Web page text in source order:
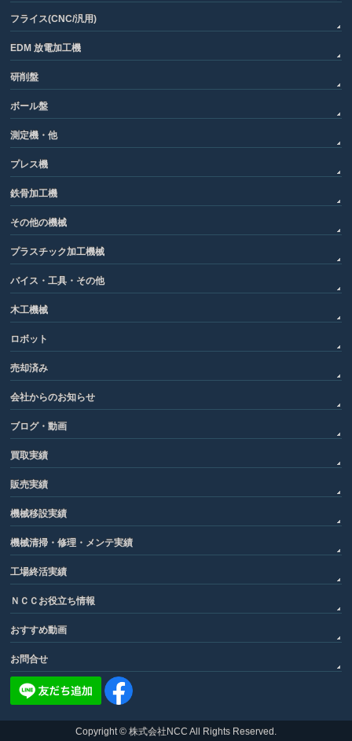
フライス(CNC/汎用)
EDM 放電加工機
研削盤
ボール盤
測定機・他
プレス機
鉄骨加工機
その他の機械
プラスチック加工機械
バイス・工具・その他
木工機械
ロボット
売却済み
会社からのお知らせ
ブログ・動画
買取実績
販売実績
機械移設実績
機械清掃・修理・メンテ実績
工場終活実績
ＮＣＣお役立ち情報
おすすめ動画
お問合せ
Copyright © 株式会社NCC All Rights Reserved.